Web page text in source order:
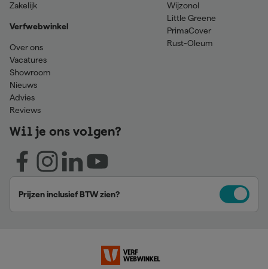
Zakelijk
Verfwebwinkel
Over ons
Vacatures
Showroom
Nieuws
Advies
Reviews
Wijzonol
Little Greene
PrimaCover
Rust-Oleum
Wil je ons volgen?
Prijzen inclusief BTW zien?